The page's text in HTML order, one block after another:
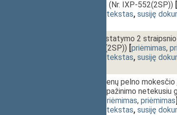
PROJEKTAS (Nr. IXP-552(2SP)) [
dokumento tekstas, susiję
Kelių fondo įstatymo 2
(Nr. IXP-553(2SP)) [priėmimas,
dokumento tekstas, susiję
Juridinių asmenų pelno
straipsnio pripažinimo netekusiu
priėmimas, priėmimas]
dokumento tekstas, susiję